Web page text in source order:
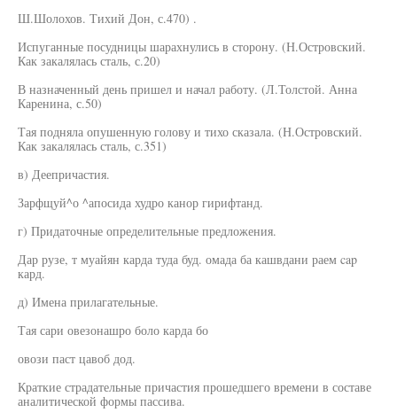
Ш.Шолохов. Тихий Дон, с.470) .
Испуганные посудницы шарахнулись в сторону. (Н.Островский.
Как закалялась сталь, с.20)
В назначенный день пришел и начал работу. (Л.Толстой. Анна
Каренина, с.50)
Тая подняла опушенную голову и тихо сказала. (Н.Островский.
Как закалялась сталь, с.351)
в) Деепричастия.
Зарфщуй^о ^апосида худро канор гирифтанд.
г) Придаточные определительные предложения.
Дар рузе, т муайян карда туда буд. омада ба кашвдани раем cap
кард.
д) Имена прилагательные.
Тая сари овезонашро боло карда бо
овози паст цавоб дод.
Краткие страдательные причастия прошедшего времени в составе
аналитической формы пассива.